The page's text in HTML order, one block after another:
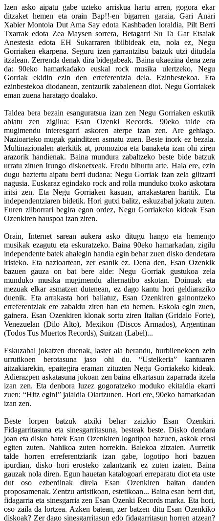
Izen asko aipatu gabe uzteko arriskua hartu arren, gogora ekar
ditzaket hemen eta orain Bap!!-en bigarren garaia, Gari Anari
Xabier Montoia Dut Ama Say edota Kashbaden loraldia, Pilt Berri
Txarrak edota Zea Maysen sorrera, Betagarri Su Ta Gar Etsaiak
Anestesia edota EH Sukarraren ibilbideak eta, nola ez, Negu
Gorriaken ekarpena. Seguru izen garrantzitsu batzuk utzi ditudala
itzalean. Zerrenda denak dira bidegabeak. Baina ukaezina dena zera
da: 90eko hamarkadako euskal rock musika ulertzeko, Negu
Gorriak ekidin ezin den erreferentzia dela. Ezinbestekoa. Eta
ezinbestekoa diodanean, zentzurik zabalenean diot. Negu Gorriakek
eman zuena haratago doalako.
Taldea bera bezain esanguratsua izan zen Negu Gorriaken eskutik
abiatu zen zigilua: Esan Ozenki Records. 90eko talde eta
mugimendu interesgarri askoren aterpe izan zen. Are gehiago.
Nazioarteko mugak gainditzen asmatu zuen. Beste inork ez bezala.
Multinazionalen aterkitik at, promozioa eta banaketa izan ohi ziren
arazorik handienak. Baina mundura zabaltzeko beste bide batzuk
urratu zituen Irungo diskoetxeak. Eredu bihurtu arte. Hala ere, ezin
dugu baztertu aipatu berri dudana: Negu Gorriak izan zela giltzarri
nagusia. Euskaraz egindako rock and rolla munduko txoko askotara
iritsi zen. Eta Negu Gorriaken kasuan, arrakastaren haritik. Eta
independentziaren bidetik. Hori gutxi balitz, eskuzabal jokatu zuten.
Euren zilborrari begira egon ordez, Negu Gorriakeko kideak Esan
Ozenkiren hauspoa izan ziren.
Orain, Internet sarean aukera asko ditugu hango eta hemengo
musikak ezagutu eta eskuratzeko. Baina 90eko hamarkadan, zigilu
independente batek ahalegin handia egin behar zuen disko dendetara
iristeko. Eta nazioartean, zer esanik ez. Dena den, Esan Ozenkik
bazuen gauza on bat bere alde: Negu Gorriak gustukoa zela
munduko musika mugimendu alternatibo askotan. Doinuak eta
mezuak elkar asmatzen dutenean, ez dago kantu hori geldiaraziko
duenik. Eta arrakasta hori baliatuz, Esan Ozenkiren gainontzeko
erreferentziak ere zabaldu ziren han eta hemen. Eskola egin zuen,
gainera. Esan Ozenkiren klonak sortu ziren Italian (Gridalo Forte),
Venezuelan (Dilo Alto), Mexikon (Discos Armados), Argentinan
(Todos Tus Muertos Records), Suitzan (Label)...
Eskuzabal jokatzen duenak, laster ala berandu, hurbilenekoen zein
urrutikoen berotasuna jaso ohi du. “Ustelkeria” kantuaren
aitzakiarekin, epaitegira eraman zituzten Negu Gorriakeko kideak.
Adierazpen askatasuna jokoan zen baina elkartasun zaparrada itzela
izan zen. Eta denbora luzez gogoratzeko moduko ekitaldia ekarri
zuen: “Hitz egin!” jaialdia Oiartzunen. Hori ere, 90eko hamarkadan
izan zen.
Beste lorpen batzuk atxiki behar zaizkio Esan Ozenkiri.
Fidagarritasuna eta sinesgarritasuna, besteak beste. Disko dendara
joan eta disko batek Esan Ozenkiren logotipoa bazuen, askok erosi
egiten zuten. Nahikoa zuten horrekin. Balekoa zitzaien. Aurretik
talde horren erreferentziarik izan gabe, logotipo hori bazuen
ipurdian, disko hori erosteko zalantzarik ez zuten izaten. Baina
gauzak nola diren. Egun hauetan katalogoari erreparatu diot eta uste
dut oso ezberdinak direla Esan Ozenkiren baitan dauden
proposamenak. Zentzu artistikoan, estetikoan... Baina esan berri dut,
fidagarria eta sinesgarria zen Esan Ozenki Records marka. Eta hori,
oso zaila da lortzea. Azken batean, zer batzen ditu Esan Ozenkiko
diskoak? Zer dago sinesgarritasun edo fidagarritasun horren atzean?